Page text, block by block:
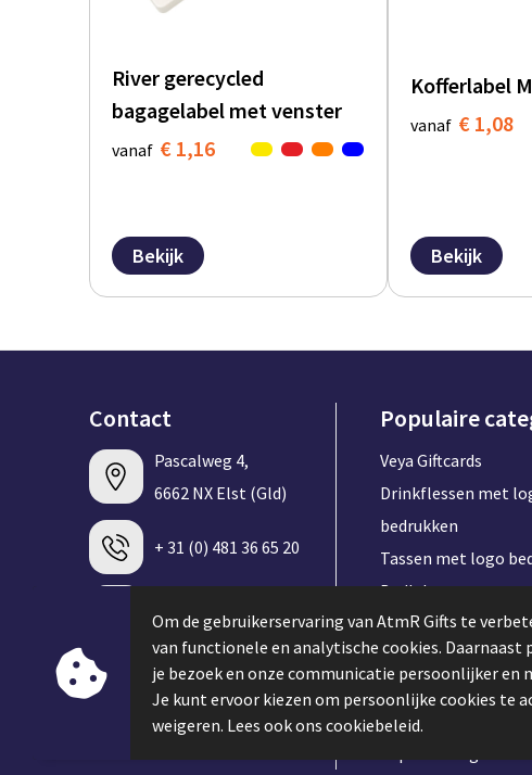
River gerecycled
bagagelabel met venster
vanaf € 1,16
Bekijk
Kofferlabel
vanaf € 1,08
Bekijk
Contact
Pascalweg 4,
6662 NX Elst (Gld)
+ 31 (0) 481 36 65 20
info@atmrgifts.nl
Contacteer ons
Populaire
Veya Giftcards
Drinkflessen met
bedrukken
Tassen met logo
Badlakens met
bedrukken
T-shirt met logo
Speakers met logo
Keycords met logo
Om de gebruikerservaring van AtmR Gifts te
van functionele en analytische cookies. Daarnaast
je bezoek en onze communicatie persoonlijker en
Je kunt ervoor kiezen om persoonlijke cookies te
weigeren. Lees ook ons cookiebeleid.